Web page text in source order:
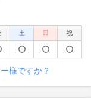
土 日 祝
様ですか？